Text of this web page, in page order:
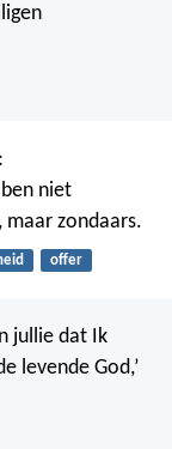
niet
zondaars.
offer
jullie dat Ik
levende God,’